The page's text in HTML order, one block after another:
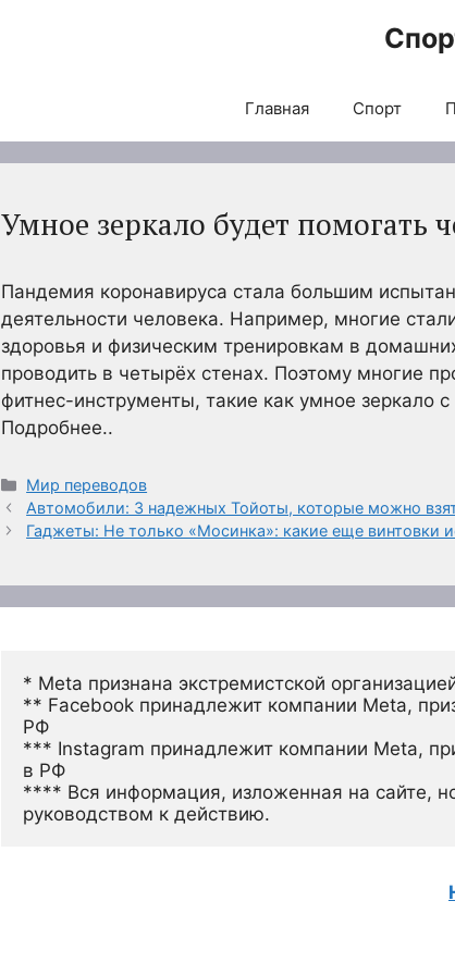
Главная Спорт
Умное зеркало будет помогать
Пандемия коронавируса стала большим
деятельности человека. Например, многие
здоровья и физическим тренировкам в
проводить в четырёх стенах. Поэтому многие
фитнес-инструменты, такие как умное зеркало
Подробнее..
Рубрики
Мир переводов
Автомобили: 3 надежных Тойоты, которые можно
Гаджеты: Не только «Мосинка»: какие еще винтовки
* Meta признана экстремистской
** Facebook принадлежит компании Meta,
РФ
*** Instagram принадлежит компании Meta,
в РФ
**** Вся информация, изложенная на сайте,
руководством к действию.